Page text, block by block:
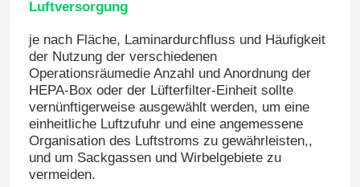
Fabrik-Ausflug
Qualitätskontrolle
Treten Sie mit uns in Verbindung
Luftversorgung
je nach Fläche, Laminardurchfluss und Häufigkeit
der Nutzung der verschiedenen
Operationsräumedie Anzahl und Anordnung der
HEPA-Box oder der Lüfterfilter-Einheit sollte
vernünftigerweise ausgewählt werden, um eine
einheitliche Luftzufuhr und eine angemessene
Organisation des Luftstroms zu gewährleisten,,
und um Sackgassen und Wirbelgebiete zu
vermeiden.